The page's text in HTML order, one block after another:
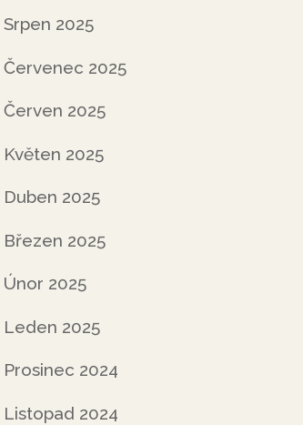
Srpen 2025
Červenec 2025
Červen 2025
Květen 2025
Duben 2025
Březen 2025
Únor 2025
Leden 2025
Prosinec 2024
Listopad 2024